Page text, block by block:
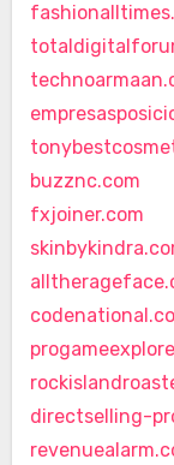
buzznc.com
fxjoiner.com
directselling-